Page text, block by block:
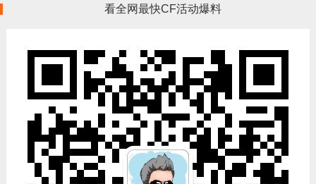
看全网最快CF活动爆料